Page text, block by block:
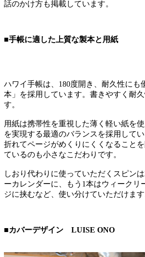
話のかけ方も掲載しています。
■手帳に適した上質な製本と用紙
ハワイ手帳は、180度開き、耐久性にも
本」を採用しています。書きやすく耐
す。
用紙は携帯性を重視した薄く軽い紙を
を実現する最適のバランスを採用して
折れてページがめくりにくくなること
ているのも小さなこだわりです。
しおり代わりに使っていただくスピン
ーカレンダーに、もう1本はウィークリ
ジに挟むなど、使い分けていただけます
■カバーデザイン LUISE ONO